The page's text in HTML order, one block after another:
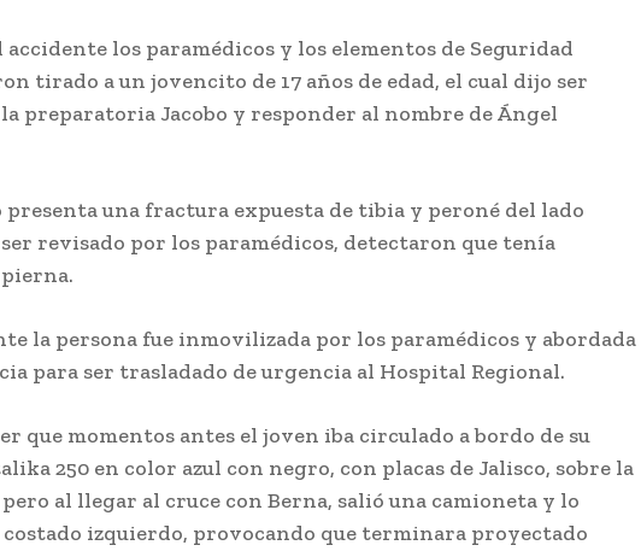
accidente los paramédicos y los elementos de Seguridad
tirado a un jovencito de 17 años de edad, el cual dijo ser
preparatoria Jacobo y responder al nombre de Ángel
una fractura expuesta de tibia y peroné del lado
revisado por los paramédicos, detectaron que tenía
la persona fue inmovilizada por los paramédicos y abordada
para ser trasladado de urgencia al Hospital Regional.
que momentos antes el joven iba circulado a bordo de su
250 en color azul con negro, con placas de Jalisco, sobre la
al llegar al cruce con Berna, salió una camioneta y lo
costado izquierdo, provocando que terminara proyectado